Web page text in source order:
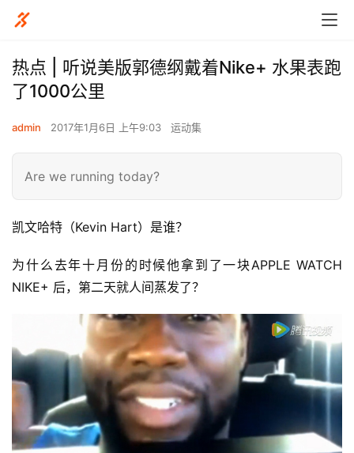
热点 | 听说美版郭德纲戴着Nike+ 水果表跑
了1000公里
admin 2017年1月6日 上午9:03 运动集
Are we running today?
凯文哈特（Kevin Hart）是谁？
为什么去年十月份的时候他拿到了一块APPLE WATCH
NIKE+ 后，第二天就人间蒸发了？